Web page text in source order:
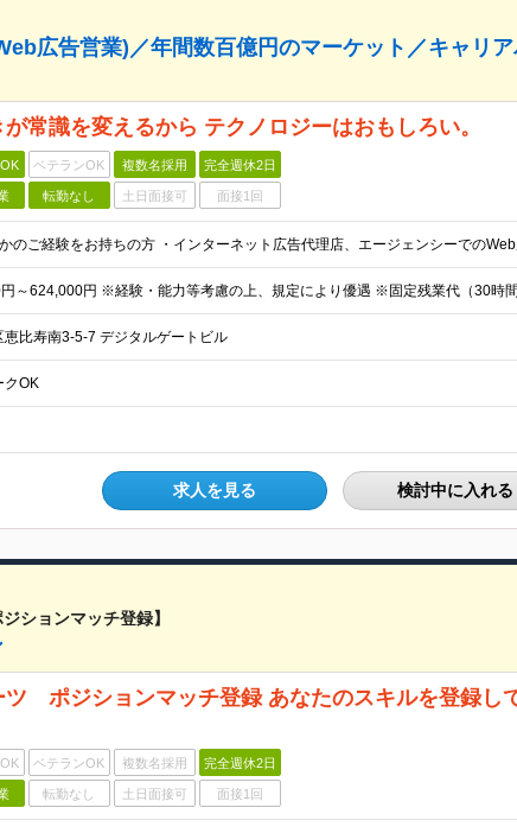
広告営業)／年間数百億円のマーケット／キャリア
常識を変えるから テクノロジーはおもしろい。
ベテランOK 複数名採用 完全週休2日
転勤なし 土日面接可 面接1回
恵比寿南3-5-7 デジタルゲートビル
クOK
求人を見る 検討中に入れる
ションマッチ登録】
ツ ポジションマッチ登録 あなたのスキルを登録し
ベテランOK 複数名採用 完全週休2日
転勤なし 土日面接可 面接1回